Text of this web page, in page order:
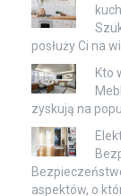
posłuży Ci na
Kto
zyskują na
aspektów, o